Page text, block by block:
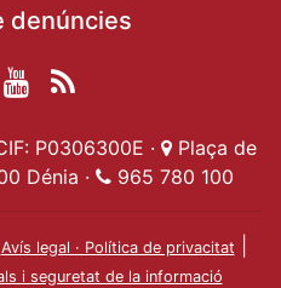
denúncies
de Dénia
Twitter Ajuntament
de Dénia
Ajuntament de
Dénia
Actualitat
Ajuntament
P0306300E ·
Plaça de
Dénia ·
965 780 100
Avís legal · Política de privacitat
i seguretat de la informació